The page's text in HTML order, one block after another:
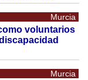
Murcia
voluntarios
Murcia